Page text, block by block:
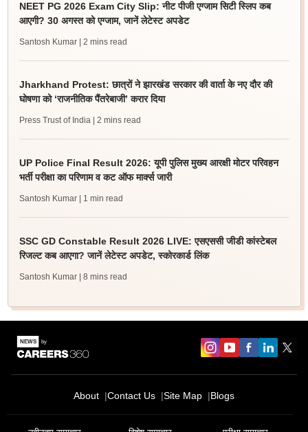
NEET PG 2026 Exam City Slip: नीट पीजी एग्जाम सिटी स्लिप कब
आएगी? 30 अगस्त को एग्जाम, जानें लेटेस्ट अपडेट
Santosh Kumar | 2 mins read
Jharkhand Protest: छात्रों ने झारखंड सरकार की वार्ता के नए दौर की
घोषणा को ‘राजनीतिक पैंतरेबाजी’ करार दिया
Press Trust of India | 2 mins read
UP Police Final Result 2026: यूपी पुलिस मुख्य आरक्षी मोटर परिवहन
भर्ती परीक्षा का परिणाम व कट ऑफ मार्क्स जारी
Santosh Kumar | 1 min read
SSC GD Constable Result 2026 LIVE: एसएससी जीडी कांस्टेबल
रिजल्ट कब आएगा? जानें लेटेस्ट अपडेट, स्कोरकार्ड लिंक
Santosh Kumar | 8 mins read
About Contact Us Site Map Blogs